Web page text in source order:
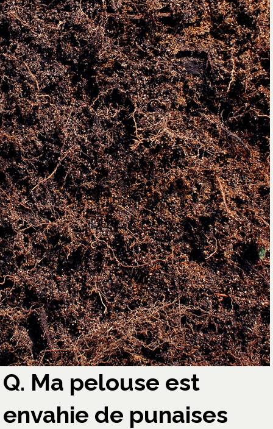
Q. Ma pelouse est
envahie de punaises